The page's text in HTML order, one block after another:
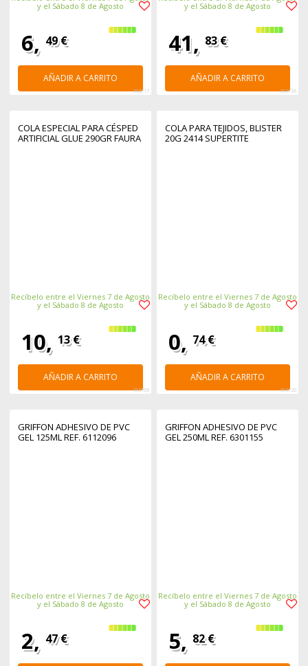
y el Sábado 8 de Agosto
6, 49 €
AÑADIR A CARRITO
363717
y el Sábado 8 de Agosto
41, 83 €
AÑADIR A CARRITO
363736
COLA ESPECIAL PARA CÉSPED
ARTIFICIAL GLUE 290GR FAURA
Recíbelo entre el Viernes 7 de Agosto
y el Sábado 8 de Agosto
10, 13 €
AÑADIR A CARRITO
363709
COLA PARA TEJIDOS, BLISTER
20G 2414 SUPERTITE
Recíbelo entre el Viernes 7 de Agosto
y el Sábado 8 de Agosto
0, 74 €
AÑADIR A CARRITO
363720
GRIFFON ADHESIVO DE PVC
GEL 125ML REF. 6112096
Recíbelo entre el Viernes 7 de Agosto
y el Sábado 8 de Agosto
2, 47 €
GRIFFON ADHESIVO DE PVC
GEL 250ML REF. 6301155
Recíbelo entre el Viernes 7 de Agosto
y el Sábado 8 de Agosto
5, 82 €